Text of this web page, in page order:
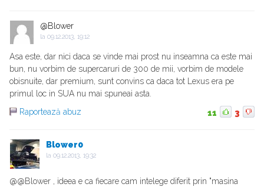
@Blower
la 09.12.2013, 19:12
Asa este, dar nici daca se vinde mai prost nu inseamna ca este mai
bun, nu vorbim de supercaruri de 300 de mii, vorbim de modele
obisnuite, dar premium, sunt convins ca daca tot Lexus era pe
primul loc in SUA nu mai spuneai asta.
Raportează abuz
11 3
Blower0
la 09.12.2013, 19:32
@@Blower , ideea e ca fiecare cam intelege diferit prin "masina